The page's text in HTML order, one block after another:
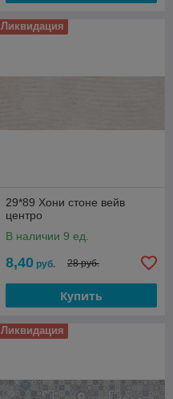
Ликвидация
29*89 Хони стоне вейв
центро
В наличии 9 ед.
8,40 руб. 28 руб.
Купить
Ликвидация